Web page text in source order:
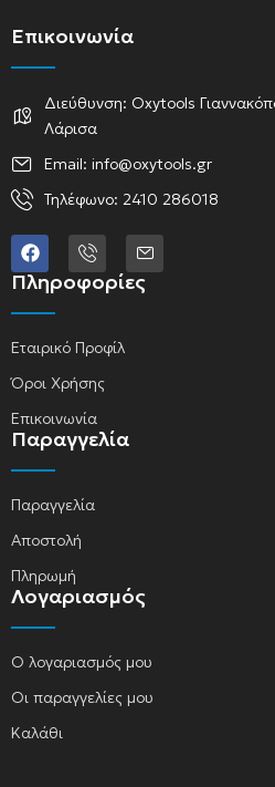
Επικοινωνία
Διεύθυνση: Oxytools
Λάρισα
Email: info@oxytools.gr
Τηλέφωνο: 2410 286018
Πληροφορίες
Εταιρικό Προφίλ
Όροι Χρήσης
Επικοινωνία
Παραγγελία
Παραγγελία
Αποστολή
Πληρωμή
Λογαριασμός
Ο λογαριασμός μου
Οι παραγγελίες μου
Καλάθι